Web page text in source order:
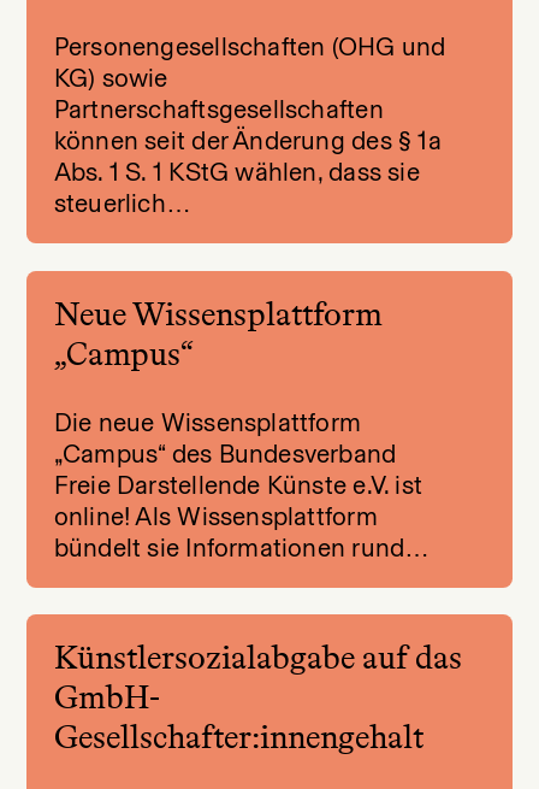
Personengesellschaften (OHG und
KG) sowie
Partnerschaftsgesellschaften
können seit der Änderung des § 1a
Abs. 1 S. 1 KStG wählen, dass sie
steuerlich…
Neue Wissensplattform
„Campus“
Die neue Wissensplattform
„Campus“ des Bundesverband
Freie Darstellende Künste e.V. ist
online! Als Wissensplattform
bündelt sie Informationen rund…
Künstlersozialabgabe auf das
GmbH-
Gesellschafter:innengehalt